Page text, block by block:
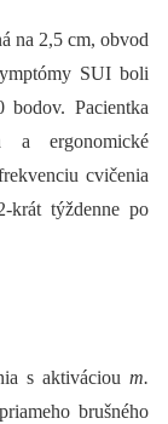
na 2,5 cm, obvod
SUI boli
Pacientka
a ergonomické
cvičenia
krát týždenne po
s aktiváciou m.
brušného